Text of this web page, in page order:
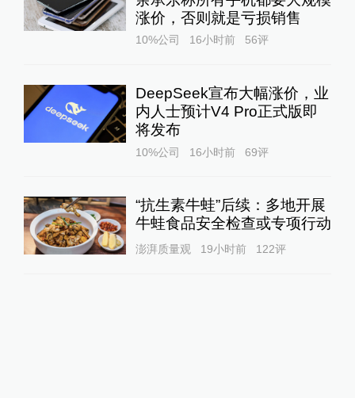
涨价，否则就是亏损销售
10%公司 16小时前 56评
DeepSeek宣布大幅涨价，业
内人士预计V4 Pro正式版即
将发布
10%公司 16小时前 69评
“抗生素牛蛙”后续：多地开展
牛蛙食品安全检查或专项行动
澎湃质量观 19小时前 122评